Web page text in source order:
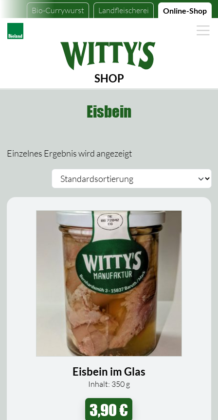
Bio-Currywurst Landfleischerei Online-Shop
SHOP
Eisbein
Einzelnes Ergebnis wird angezeigt
Eisbein im Glas
Inhalt: 350 g
3,90€